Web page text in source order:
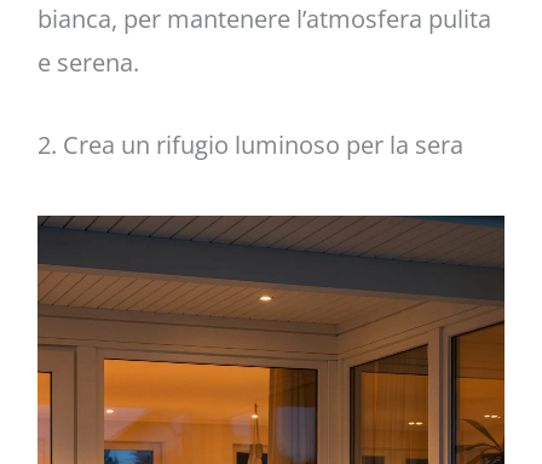
bianca, per mantenere l’atmosfera pulita
e serena.
2. Crea un rifugio luminoso per la sera